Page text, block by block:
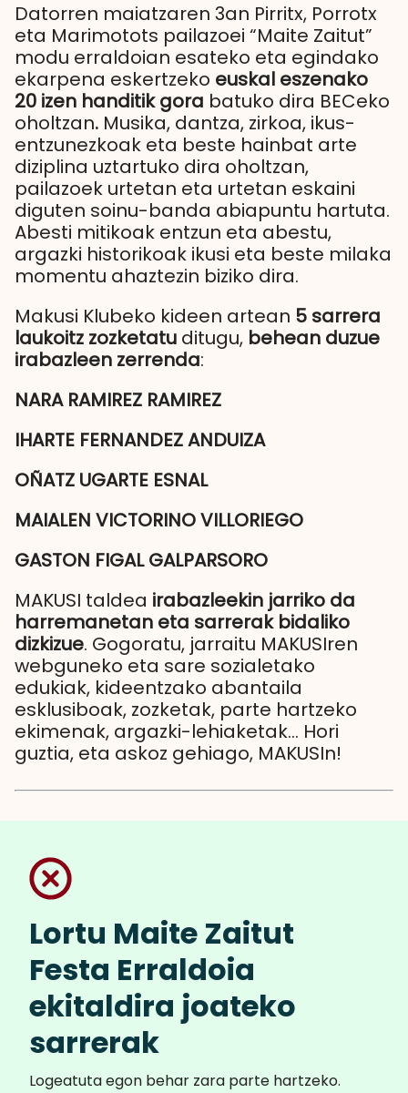
Datorren maiatzaren 3an Pirritx, Porrotx
eta Marimotots pailazoei “Maite Zaitut”
modu erraldoian esateko eta egindako
ekarpena eskertzeko euskal eszenako
20 izen handitik gora batuko dira BECeko
oholtzan. Musika, dantza, zirkoa, ikus-
entzunezkoak eta beste hainbat arte
diziplina uztartuko dira oholtzan,
pailazoek urtetan eta urtetan eskaini
diguten soinu-banda abiapuntu hartuta.
Abesti mitikoak entzun eta abestu,
argazki historikoak ikusi eta beste milaka
momentu ahaztezin biziko dira.
Makusi Klubeko kideen artean 5 sarrera
laukoitz zozketatu ditugu, behean duzue
irabazleen zerrenda:
NARA RAMIREZ RAMIREZ
IHARTE FERNANDEZ ANDUIZA
OÑATZ UGARTE ESNAL
MAIALEN VICTORINO VILLORIEGO
GASTON FIGAL GALPARSORO
MAKUSI taldea irabazleekin jarriko da
harremanetan eta sarrerak bidaliko
dizkizue. Gogoratu, jarraitu MAKUSIren
webguneko eta sare sozialetako
edukiak, kideentzako abantaila
esklusiboak, zozketak, parte hartzeko
ekimenak, argazki-lehiaketak... Hori
guztia, eta askoz gehiago, MAKUSIn!
Lortu Maite Zaitut
Festa Erraldoia
ekitaldira joateko
sarrerak
Logeatuta egon behar zara parte hartzeko.